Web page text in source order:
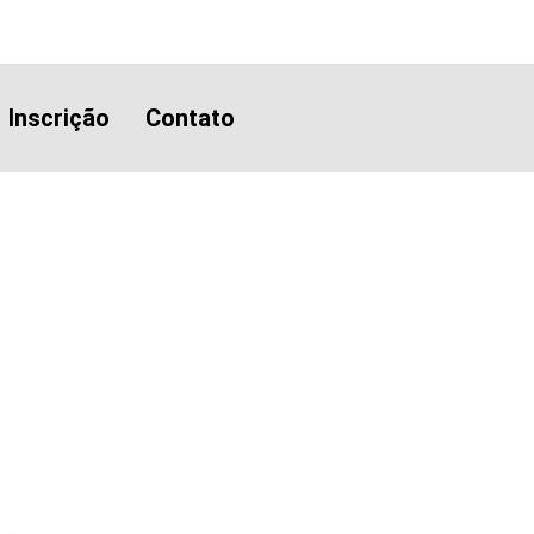
Inscrição Contato